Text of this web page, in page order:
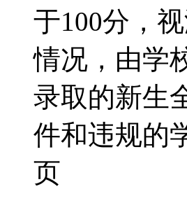
于100分，
情况，由
录取的新生
件和违规的
页